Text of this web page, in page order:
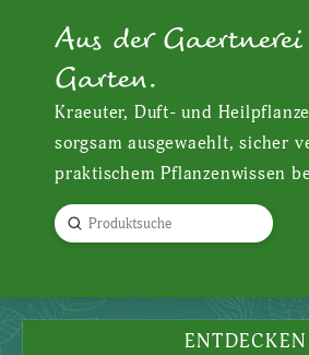
Aus der
Garten.
Kraeuter, Duft- und
sorgsam ausgewaehlt, sicher
praktischem Pflanzenwissen
Search
Submit
ENTDECKEN